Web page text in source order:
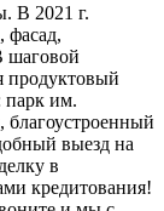
В 2021 г.
фасад,
шаговой
продуктовый
парк им.
выезд на
в
кредитования!